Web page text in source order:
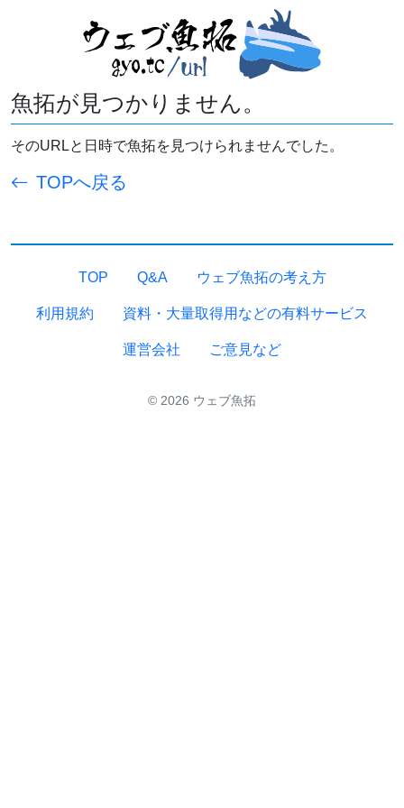
魚拓が見つかりません。
そのURLと日時で魚拓を見つけられませんでした。
TOPへ戻る
TOP Q&A ウェブ魚拓の考え方
利用規約 資料・大量取得用などの有料サービス
運営会社 ご意見など
© 2026 ウェブ魚拓